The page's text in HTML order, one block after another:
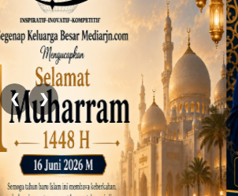
❮ ❯